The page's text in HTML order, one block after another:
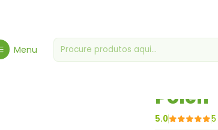
Menu
Pólen
5.0